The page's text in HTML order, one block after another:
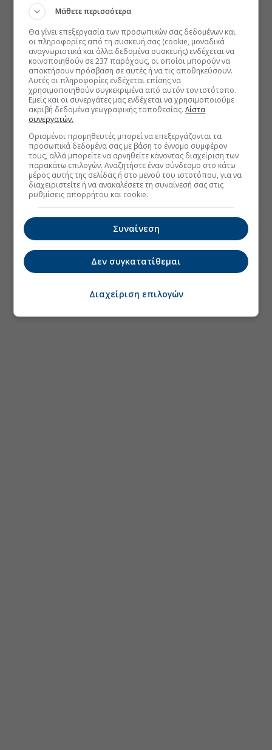
Μάθετε περισσότερα
Θα γίνει επεξεργασία των προσωπικών σας δεδομένων και
οι πληροφορίες από τη συσκευή σας (cookie, μοναδικά
αναγνωριστικά και άλλα δεδομένα συσκευής) ενδέχεται να
κοινοποιηθούν σε 237 παρόχους, οι οποίοι μπορούν να
αποκτήσουν πρόσβαση σε αυτές ή να τις αποθηκεύσουν.
Αυτές οι πληροφορίες ενδέχεται επίσης να
χρησιμοποιηθούν συγκεκριμένα από αυτόν τον ιστότοπο.
Εμείς και οι συνεργάτες μας ενδέχεται να χρησιμοποιούμε
ακριβή δεδομένα γεωγραφικής τοποθεσίας.Λίστα
συνεργατών.
Ορισμένοι προμηθευτές μπορεί να επεξεργάζονται τα
προσωπικά δεδομένα σας με βάση το έννομο συμφέρον
τους, αλλά μπορείτε να αρνηθείτε κάνοντας διαχείριση των
παρακάτω επιλογών. Αναζητήστε έναν σύνδεσμο στο κάτω
μέρος αυτής της σελίδας ή στο μενού του ιστοτόπου, για να
διαχειριστείτε ή να ανακαλέσετε τη συναίνεσή σας στις
ρυθμίσεις απορρήτου και cookie.
Συναίνεση
Δεν συγκατατίθεμαι
Διαχείριση επιλογών